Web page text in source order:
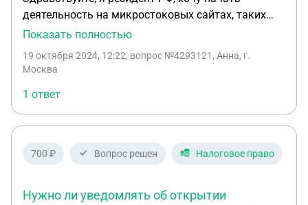
деятельность на микростоковых сайтах, таких
как shutterstock. Я хочу чтобы деньги выводились
резидентом Германии. Должен ли в таком случае
и налоговая декларация в нем будет оформлена
на меня? А деньги он будет скидывать на мою
иностранную карту.
Показать полностью
19 октября 2024, 12:22, вопрос №4293121, Анна, г.
Москва
1 ответ
700 ₽ Вопрос решен Налоговое право
Нужно ли уведомлять об открытии